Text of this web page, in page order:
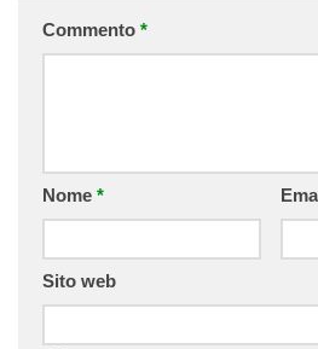
Commento *
Nome *
Sito web